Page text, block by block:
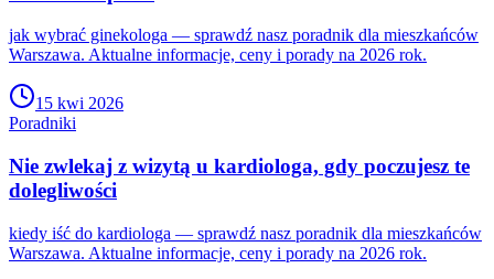
jak wybrać ginekologa — sprawdź nasz poradnik dla mieszkańców
Warszawa. Aktualne informacje, ceny i porady na 2026 rok.
15 kwi 2026
Poradniki
Nie zwlekaj z wizytą u kardiologa, gdy poczujesz te
dolegliwości
kiedy iść do kardiologa — sprawdź nasz poradnik dla mieszkańców
Warszawa. Aktualne informacje, ceny i porady na 2026 rok.